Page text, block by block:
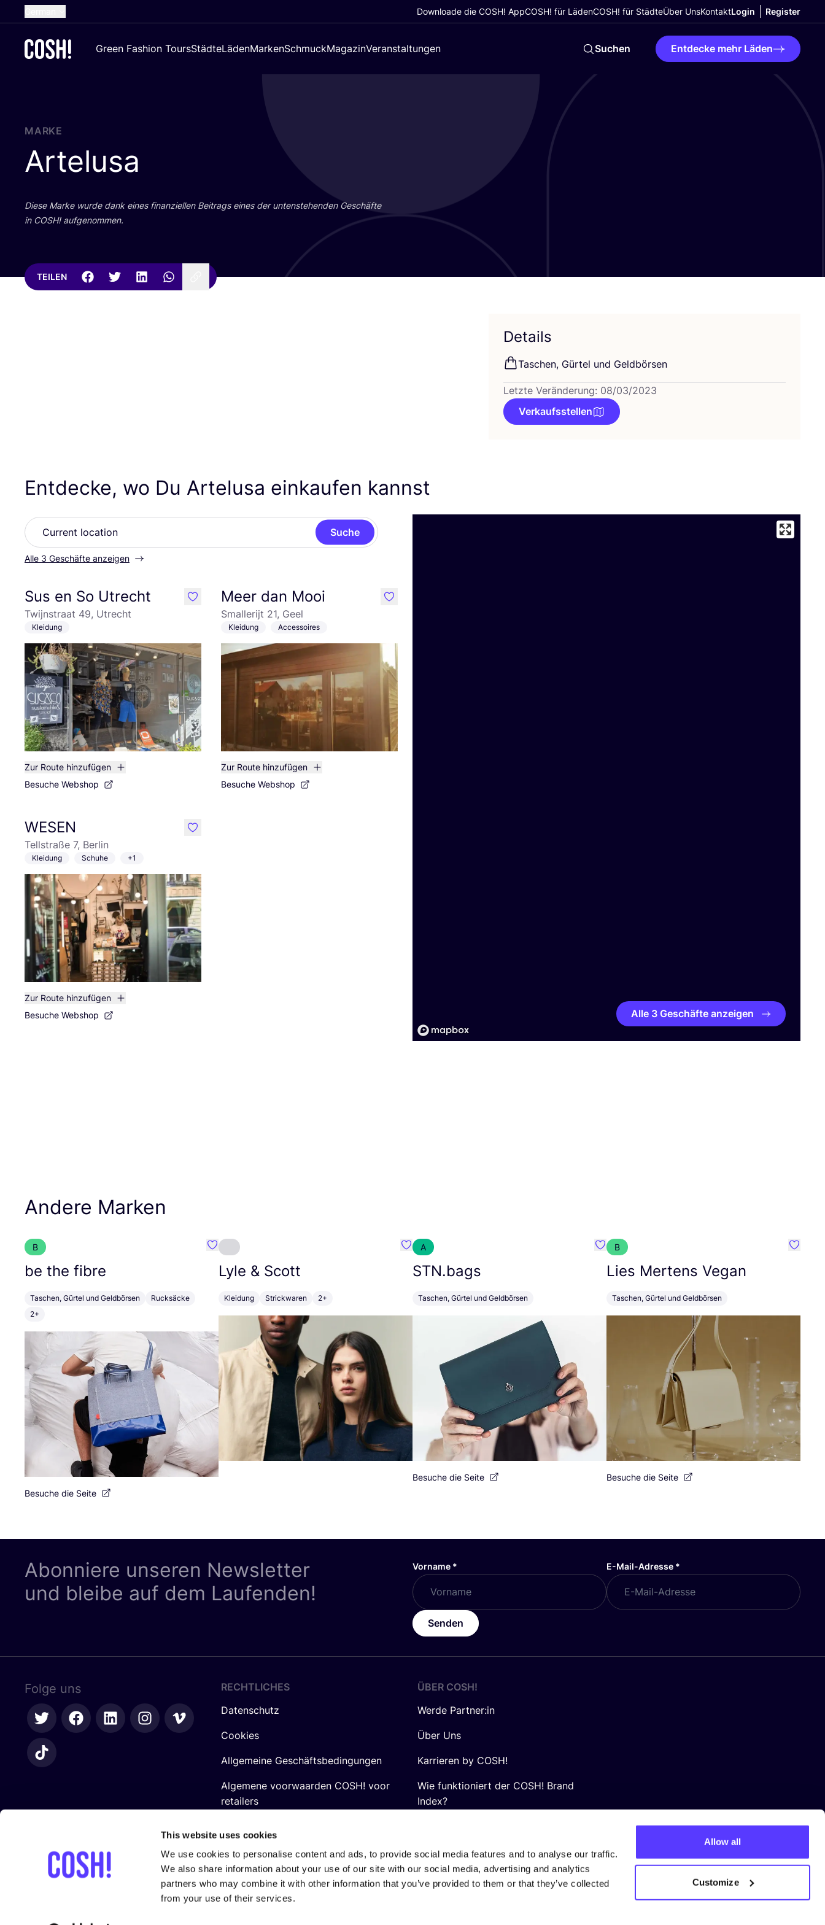
This website uses cookies
We use cookies to personalise content and ads, to provide social media features and to analyse our traffic.
We also share information about your use of our site with our social media, advertising and analytics
partners who may combine it with other information that you’ve provided to them or that they’ve collected
from your use of their services.
Allow all
Customize
Dutch
Croatian
Downloade die COSH! AppCOSH! für LädenCOSH! für StädteÜber UnsKontaktLogin Register
Green Fashion ToursStädteLädenMarkenSchmuckMagazinVeranstaltungen Suchen Entdecke mehr Läden
MARKE
Artelusa
Die­se Mar­ke wur­de dank eines finan­zi­el­len Bei­trags eines der unten­ste­hen­den Geschäf­te
in COSH! aufgenommen.
TEILEN
Details
Taschen, Gür­tel und Geldbörsen
Letzte Veränderung: 08/03/2023
Verkaufsstellen
Entdecke, wo Du Artelusa einkaufen kannst
Suche
Alle 3 Geschäfte anzeigen
Sus en So Utrecht
Twijnstraat 49, Utrecht
Kleidung
Zur Route hinzufügen
Besuche Webshop
like Meer dan Mooi
Smallerijt 21, Geel
Kleidung Accessoires
Zur Route hinzufügen
Besuche Webshop
like
WESEN
Tellstraße 7, Berlin
Kleidung Schuhe +1
Zur Route hinzufügen
Besuche Webshop
like
Alle 3 Geschäfte anzeigen
Andere Marken
B
be the fibre
Taschen, Gürtel und Geldbörsen
Rucksäcke
2+
Favorit be the fibre
Besuche die Seite
Lyle & Scott
Kleidung Strickwaren 2+
Favorit Lyle & Scott
A
STN.bags
Taschen, Gürtel und Geldbörsen
Favorit STN.bags
Besuche die Seite
B
Lies Mertens Vegan
Taschen, Gürtel und Geldbörsen
Favorit
Besuche die Seite
Abonniere unseren Newsletter
und bleibe auf dem Laufenden!
Vorname * E-Mail-Adresse *
Senden
Folge uns
RECHTLICHES
Datenschutz
Cookies
Allgemeine Geschäftsbedingungen
Algemene voorwaarden COSH! voor
retailers
ÜBER COSH!
Werde Partner:in
Über Uns
Karrieren by COSH!
Wie funktioniert der COSH! Brand
Index?